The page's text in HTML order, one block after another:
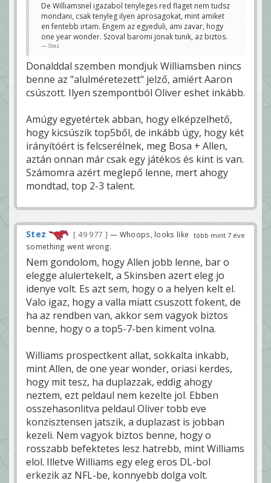
De Williamsnel igazabol tenyleges red flaget nem tudsz
mondani, csak tenyleg ilyen aprosagokat, mint amiket
en fentebb irtam. Engem az egyeduli, ami zavar, hogy
one year wonder. Szoval baromi jonak tunik, az biztos.
Stez
Donalddal szemben mondjuk Williamsben nincs
benne az "alulméretezett" jelző, amiért Aaron
csúszott. Ilyen szempontból Oliver eshet inkább.
Amúgy egyetértek abban, hogy elképzelhető,
hogy kicsúszik top5ből, de inkább úgy, hogy két
irányítóért is felcserélnek, meg Bosa + Allen,
aztán onnan már csak egy játékos és kint is van.
Számomra azért meglepő lenne, mert ahogy
mondtad, top 2-3 talent.
több mint 7 éve
Stez 49 977
— Whoops, looks like
something went wrong.
Nem gondolom, hogy Allen jobb lenne, bar o
elegge alulertekelt, a Skinsben azert eleg jo
idenye volt. Es azt sem, hogy o a helyen kelt el.
Valo igaz, hogy a valla miatt csuszott fokent, de
ha az rendben van, akkor sem vagyok biztos
benne, hogy o a top5-7-ben kiment volna.
Williams prospectkent allat, sokkalta inkabb,
mint Allen, de one year wonder, oriasi kerdes,
hogy mit tesz, ha duplazzak, eddig ahogy
neztem, ezt peldaul nem kezelte jol. Ebben
osszehasonlitva peldaul Oliver tobb eve
konzisztensen jatszik, a duplazast is jobban
kezeli. Nem vagyok biztos benne, hogy o
rosszabb befektetes lesz hatrebb, mint Williams
elol. Illetve Williams egy eleg eros DL-bol
erkezik az NFL-be, konnyebb dolga volt.